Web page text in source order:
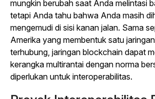
mungkin berubah saat Anda melintasi
tetapi Anda tahu bahwa Anda masih
mengemudi di sisi kanan jalan. Sama
Amerika yang membentuk satu
terhubung, jaringan blockchain dapat
kerangka multirantai dengan norma
diperlukan untuk interoperabilitas.